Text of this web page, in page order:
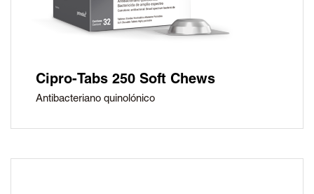
Cipro-Tabs 250 Soft Chews
Antibacteriano quinolónico